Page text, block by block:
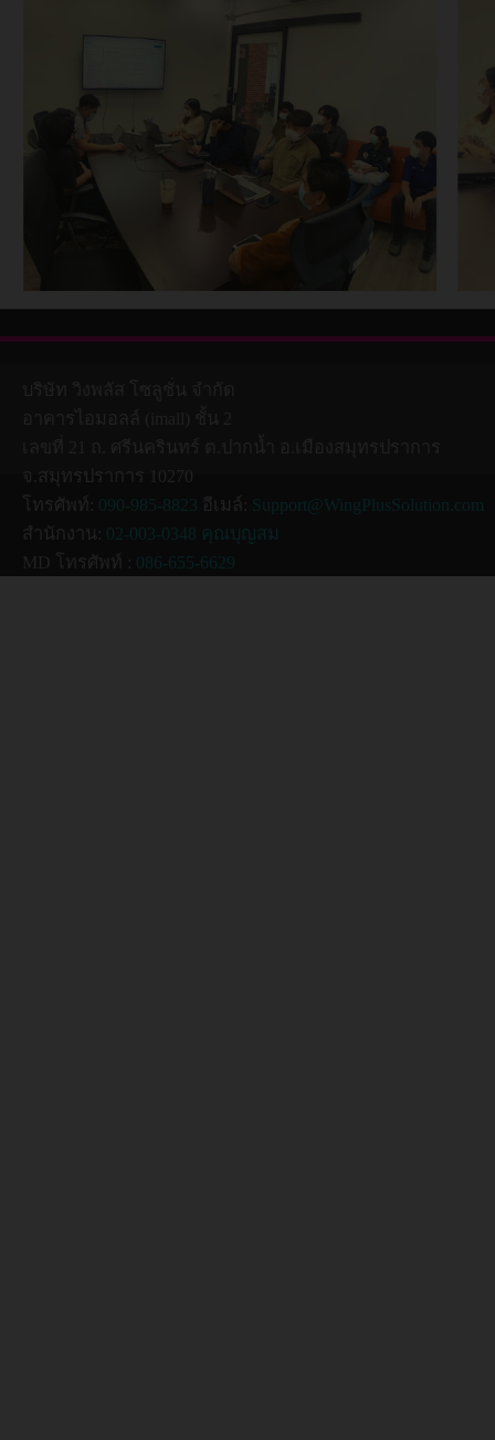
จ.สมุทรปราการ 10270
โทรศัพท์: 090-985-8823 อีเมล์:
Support@WingPlusSolution.com
สำนักงาน: 02-003-0348 คุณบุญสม
MD โทรศัพท์ : 086-655-6629